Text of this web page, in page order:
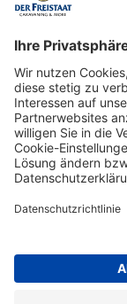
einen 5€
Shop